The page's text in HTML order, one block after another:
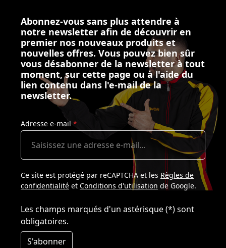
Abonnez-vous sans plus attendre à
notre newsletter afin de découvrir en
premier nos nouveaux produits et
nouvelles offres. Vous pouvez bien sûr
vous désabonner de la newsletter à tout
moment, sur cette page ou à l'aide du
lien contenu dans l'e-mail de la
newsletter.
Adresse e-mail *
Ce site est protégé par reCAPTCHA et les Règles de
confidentialité et Conditions d'utilisation de Google.
Les champs marqués d'un astérisque (*) sont
obligatoires.
S'abonner